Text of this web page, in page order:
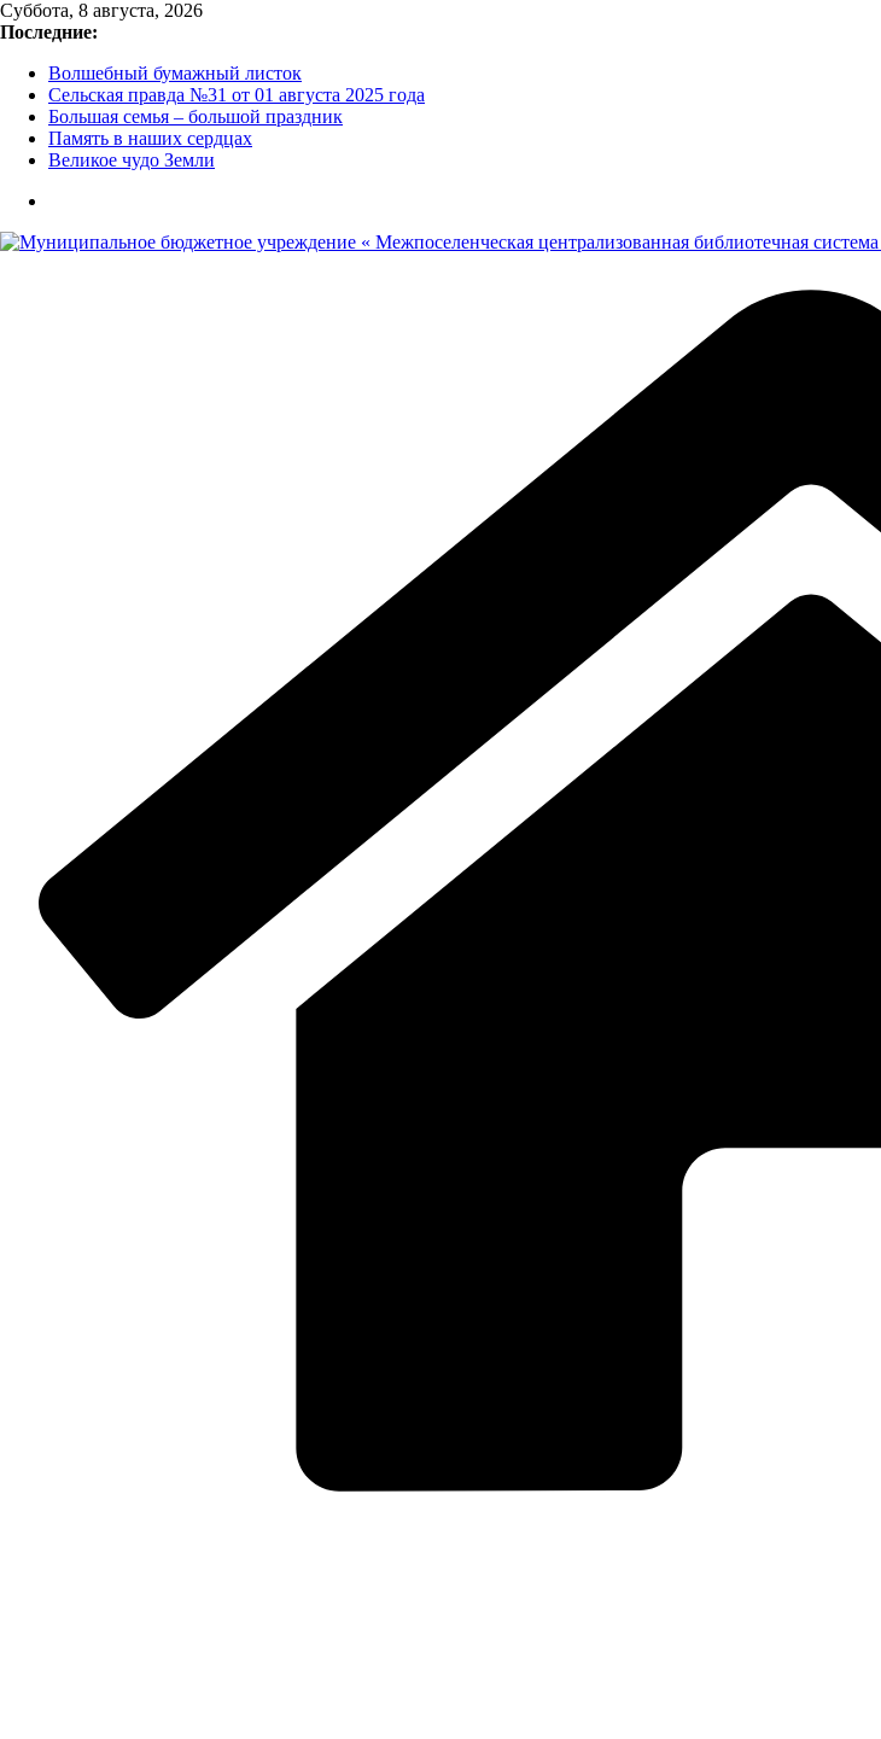
Перейти
к
Суббота, 8 августа, 2026
Последние:
Волшебный бумажный листок
Сельская правда №31 от 01 августа 2025 года
Большая семья – большой праздник
Память в наших сердцах
Великое чудо Земли